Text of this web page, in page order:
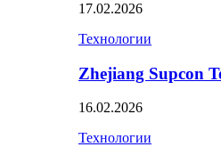
17.02.2026
Технологии
Zhejiang Supcon
16.02.2026
Технологии